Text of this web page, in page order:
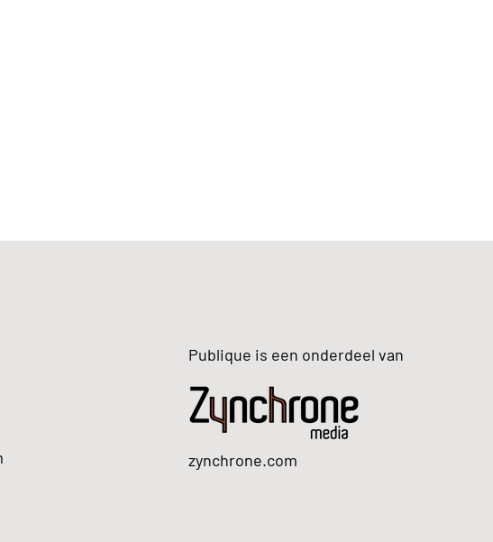
Publique is een onderdeel van
zynchrone.com